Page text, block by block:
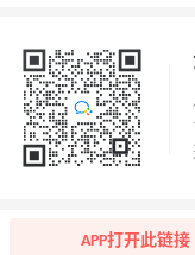
APP打开此链接